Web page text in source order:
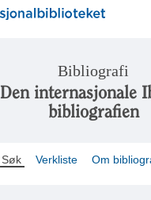
Bibliografi
Den internasjonale
bibliografien
Søk Verkliste Om